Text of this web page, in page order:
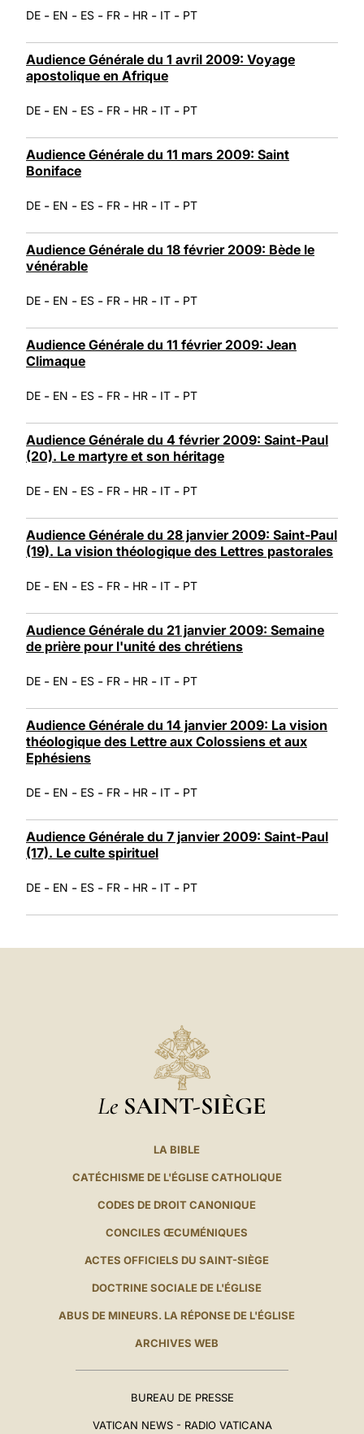
DE - EN - ES - FR - HR - IT - PT
Audience Générale du 1 avril 2009: Voyage
apostolique en Afrique
DE - EN - ES - FR - HR - IT - PT
Audience Générale du 11 mars 2009: Saint
Boniface
DE - EN - ES - FR - HR - IT - PT
Audience Générale du 18 février 2009: Bède le
vénérable
DE - EN - ES - FR - HR - IT - PT
Audience Générale du 11 février 2009: Jean
Climaque
DE - EN - ES - FR - HR - IT - PT
Audience Générale du 4 février 2009: Saint-Paul
(20). Le martyre et son héritage
DE - EN - ES - FR - HR - IT - PT
Audience Générale du 28 janvier 2009: Saint-Paul
(19). La vision théologique des Lettres pastorales
DE - EN - ES - FR - HR - IT - PT
Audience Générale du 21 janvier 2009: Semaine
de prière pour l'unité des chrétiens
DE - EN - ES - FR - HR - IT - PT
Audience Générale du 14 janvier 2009: La vision
théologique des Lettre aux Colossiens et aux
Ephésiens
DE - EN - ES - FR - HR - IT - PT
Audience Générale du 7 janvier 2009: Saint-Paul
(17). Le culte spirituel
DE - EN - ES - FR - HR - IT - PT
Le SAINT-SIÈGE
LA BIBLE
CATÉCHISME DE L'ÉGLISE CATHOLIQUE
CODES DE DROIT CANONIQUE
CONCILES ŒCUMÉNIQUES
ACTES OFFICIELS DU SAINT-SIÈGE
DOCTRINE SOCIALE DE L'ÉGLISE
ABUS DE MINEURS. LA RÉPONSE DE L'ÉGLISE
ARCHIVES WEB
BUREAU DE PRESSE
VATICAN NEWS - RADIO VATICANA